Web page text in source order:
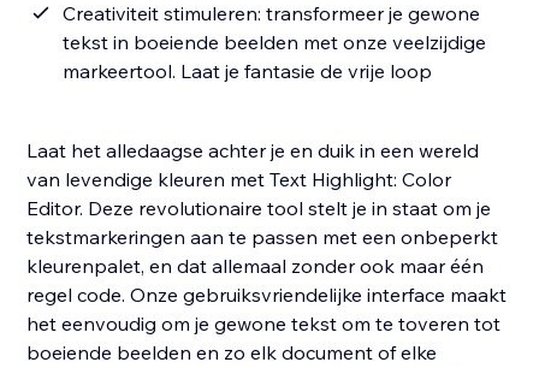
Creativiteit stimuleren: transformeer je gewone
tekst in boeiende beelden met onze veelzijdige
markeertool. Laat je fantasie de vrije loop
Laat het alledaagse achter je en duik in een wereld
van levendige kleuren met Text Highlight: Color
Editor. Deze revolutionaire tool stelt je in staat om je
tekstmarkeringen aan te passen met een onbeperkt
kleurenpalet, en dat allemaal zonder ook maar één
regel code. Onze gebruiksvriendelijke interface maakt
het eenvoudig om je gewone tekst om te toveren tot
boeiende beelden en zo elk document of elke